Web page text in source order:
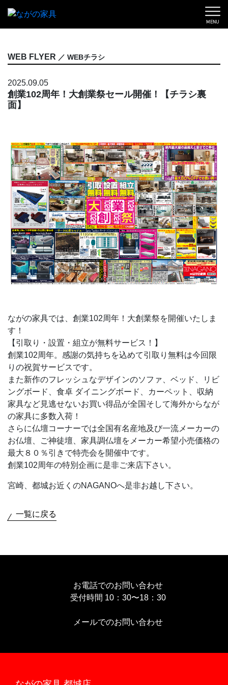
MENU
WEB FLYER ／ WEBチラシ
2025.09.05
創業102周年！大創業祭セール開催！【チラシ裏
面】
ながの家具では、創業102周年！大創業祭を開催いたしま
す！
【引取り・設置・組立が無料サービス！】
創業102周年。感謝の気持ちを込めて引取り無料は今回限
りの祝賀サービスです。
また新作のフレッシュなデザインのソファ、ベッド、リビ
ングボード、食卓 ダイニングボード、カーペット、収納
家具など見逃せないお買い得品が全国そして海外からなが
の家具に多数入荷！
さらに仏壇コーナーでは全国有名産地及び一流メーカーの
お仏壇、ご神徒壇、家具調仏壇をメーカー希望小売価格の
最大８０％引きで特売会を開催中です。
創業102周年の特別企画に是非ご来店下さい。
宮崎、都城お近くのNAGANOへ是非お越し下さい。
一覧に戻る
お電話でのお問い合わせ
受付時間 10：30〜18：30
メールでのお問い合わせ